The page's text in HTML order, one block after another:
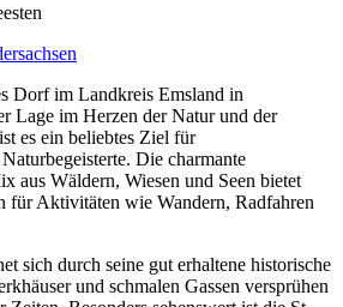
Dorf im Landkreis Emsland in
Lage im Herzen der Natur und der
es ein beliebtes Ziel für
Die charmante
aus Wäldern, Wiesen und Seen bietet
für Aktivitäten wie Wandern, Radfahren
sich durch seine gut erhaltene historische
und schmalen Gassen versprühen